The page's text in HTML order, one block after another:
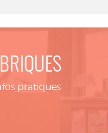
pratiques